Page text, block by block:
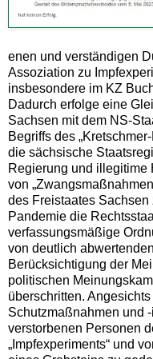
enen und verständigen
Assoziation zu
insbesondere im KZ
Dadurch erfolge eine
Sachsen mit dem NS-
Begriffs des
die sächsische
Regierung und illegitime
von
des Freistaates
Pandemie die
verfassungsmäßige
von deutlich
Berücksichtigung der
politischen
überschritten.
Schutzmaßnahmen und
verstorbenen Personen
„Impfexperiments“ und